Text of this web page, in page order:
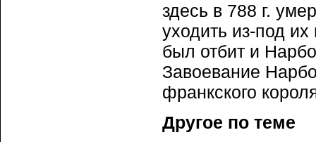
здесь в 788 г.
уходить из-под
был отбит и
Завоевание
франкского
Другое по теме